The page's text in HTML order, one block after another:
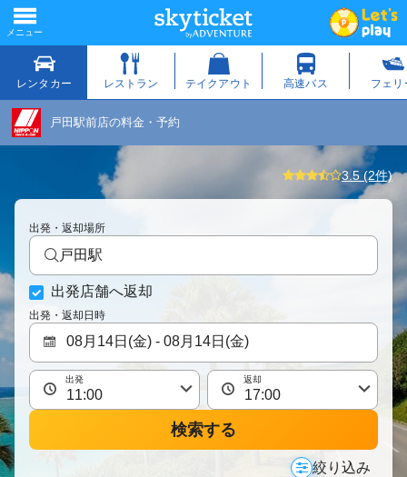
戸田駅前店の料金・予約
3.5 (2件)
出発・返却場所
戸田駅
出発店舗へ返却
出発・返却日時
出発 返却
検索する
絞り込み